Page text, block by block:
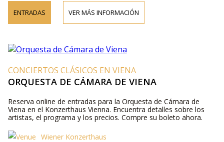
ENTRADAS VER MÁS INFORMACIÓN
CONCIERTOS CLÁSICOS EN VIENA
ORQUESTA DE CÁMARA DE VIENA
Reserva online de entradas para la Orquesta de Cámara de
Viena en el Konzerthaus Vienna. Encuentra detalles sobre los
artistas, el programa y los precios. Compre su boleto ahora.
Wiener Konzerthaus